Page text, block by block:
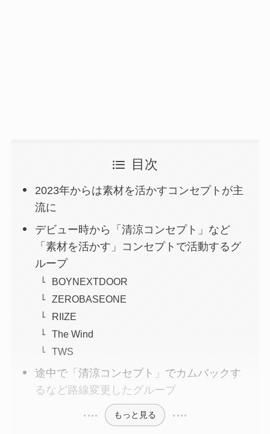
目次
2023年からは素材を活かすコンセプトが主
流に
デビュー時から「清涼コンセプト」など
「素材を活かす」コンセプトで活動するグ
ループ
BOYNEXTDOOR
ZEROBASEONE
RIIZE
The Wind
TWS
途中で「清涼コンセプト」でカムバックす
るなど路線変更したグループ
もっと見る